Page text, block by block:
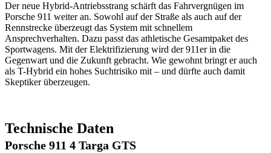
Der neue Hybrid-Antriebsstrang schärft das Fahrvergnügen im
Porsche 911 weiter an. Sowohl auf der Straße als auch auf der
Rennstrecke überzeugt das System mit schnellem
Ansprechverhalten. Dazu passt das athletische Gesamtpaket des
Sportwagens. Mit der Elektrifizierung wird der 911er in die
Gegenwart und die Zukunft gebracht. Wie gewohnt bringt er auch
als T-Hybrid ein hohes Suchtrisiko mit – und dürfte auch damit
Skeptiker überzeugen.
Technische Daten
Porsche 911 4 Targa GTS